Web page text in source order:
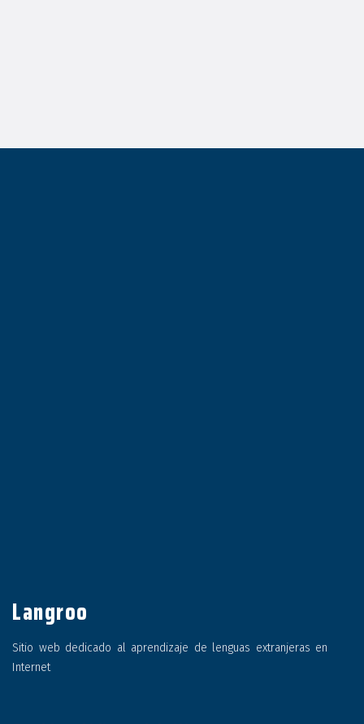
Langroo
Sitio web dedicado al aprendizaje de lenguas extranjeras en
Internet